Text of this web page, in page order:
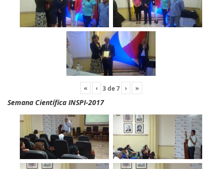
« ‹ 3de7 › »
Semana Científica INSPI-2017